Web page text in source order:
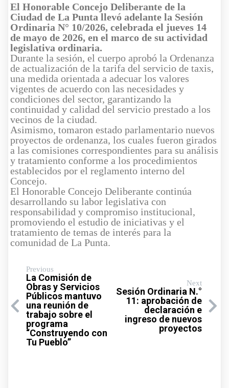
El Honorable Concejo Deliberante de la
Ciudad de La Punta llevó adelante la Sesión
Ordinaria N° 10/2026, celebrada el jueves 14
de mayo de 2026, en el marco de su actividad
legislativa ordinaria.
Durante la sesión, el cuerpo aprobó la Ordenanza
de actualización de la tarifa del servicio de taxis,
una medida orientada a adecuar los valores
vigentes de acuerdo con las necesidades y
condiciones del sector, garantizando la
continuidad y calidad del servicio prestado a los
vecinos de la ciudad.
Asimismo, tomaron estado parlamentario nuevos
proyectos de ordenanza, los cuales fueron girados
a las comisiones correspondientes para su análisis
y tratamiento conforme a los procedimientos
establecidos por el reglamento interno del
Concejo.
El Honorable Concejo Deliberante continúa
desarrollando su labor legislativa con
responsabilidad y compromiso institucional,
promoviendo el estudio de iniciativas y el
tratamiento de temas de interés para la
comunidad de La Punta.
Previous
La Comisión de
Obras y Servicios
Públicos mantuvo
una reunión de
trabajo sobre el
programa
“Construyendo con
Tu Pueblo”
Next
Sesión Ordinaria N.°
11: aprobación de
declaración e
ingreso de nuevos
proyectos